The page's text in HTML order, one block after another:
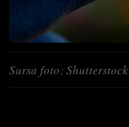
Sursa foto: Shutterstock